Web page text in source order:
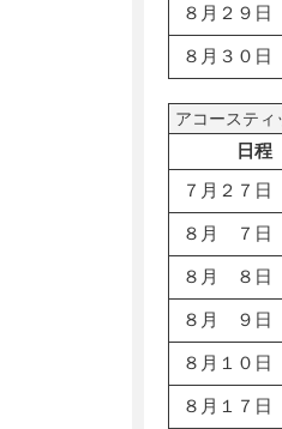
８月２９日
８月３０日
アコースティ
日程
７月２７日
８月 ７日
８月 ８日
８月 ９日
８月１０日
８月１７日